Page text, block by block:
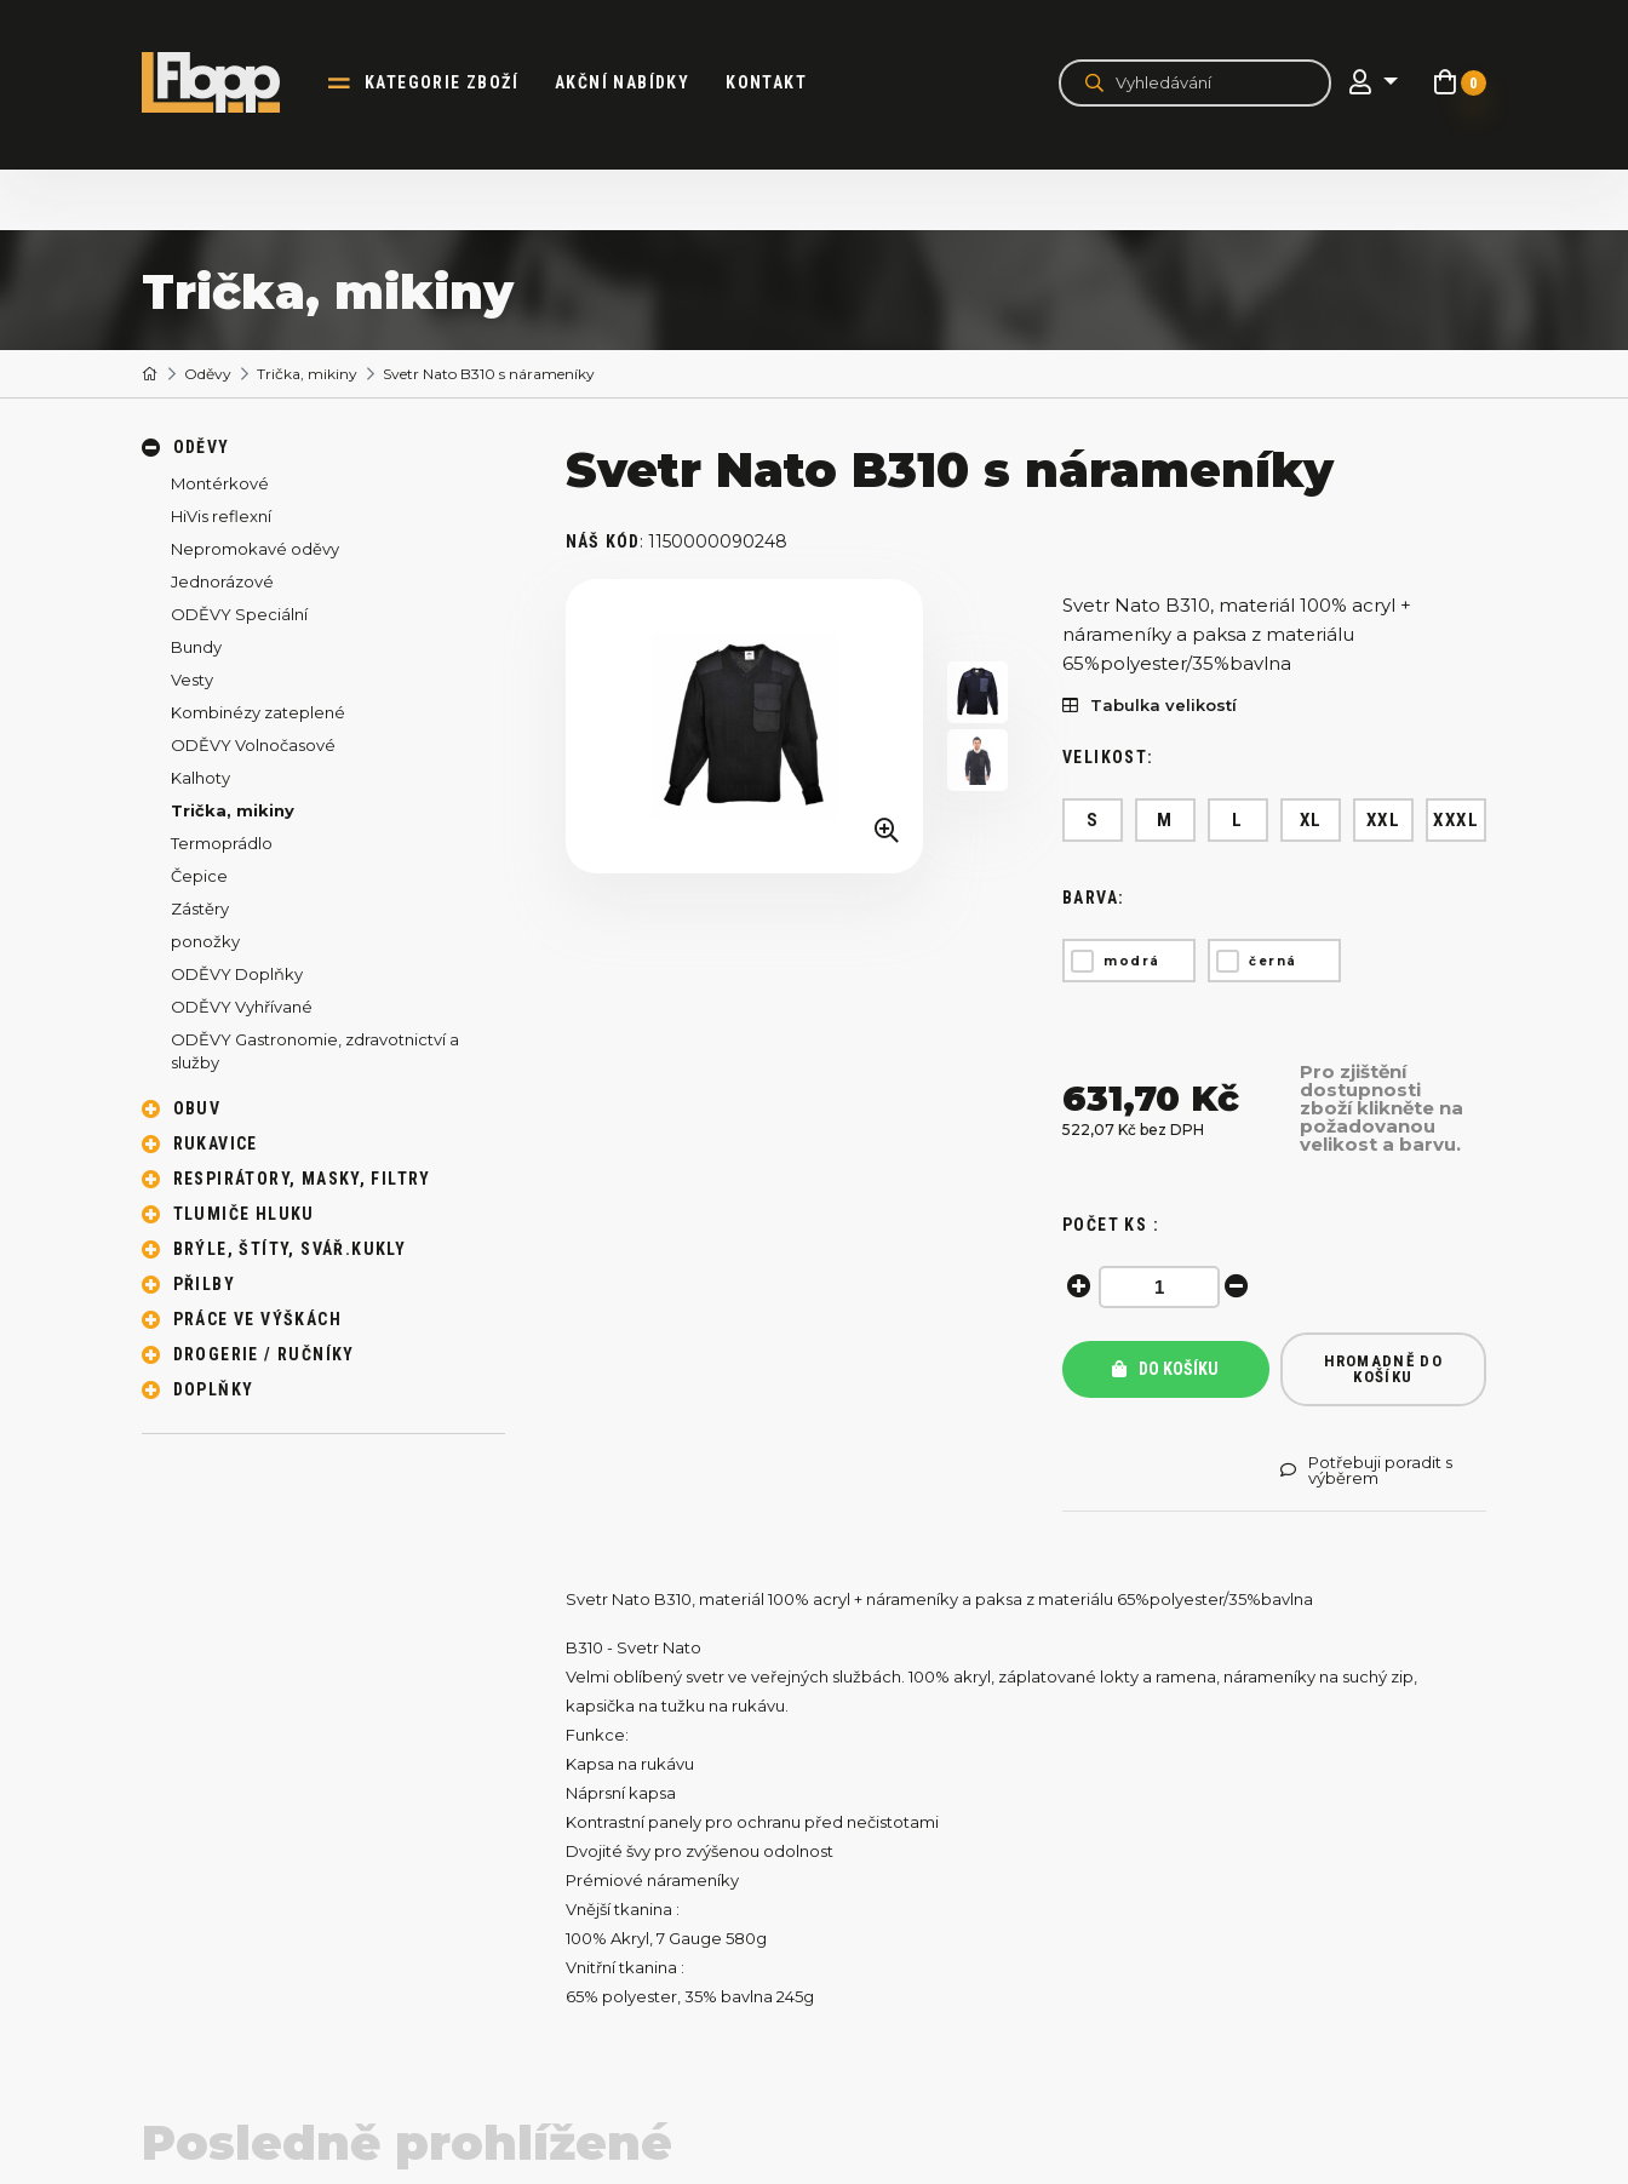
KATEGORIE ZBOŽÍ AKČNÍ NABÍDKY KONTAKT 0
Trička, mikiny
Oděvy Trička, mikiny Svetr Nato B310 s nárameníky
ODĚVY
Montérkové
HiVis reflexní
Nepromokavé oděvy
Jednorázové
ODĚVY Speciální
Bundy
Vesty
Kombinézy zateplené
ODĚVY Volnočasové
Kalhoty
Trička, mikiny
Termoprádlo
Čepice
Zástěry
ponožky
ODĚVY Doplňky
ODĚVY Vyhřívané
ODĚVY Gastronomie, zdravotnictví a
služby
OBUV
RUKAVICE
RESPIRÁTORY, MASKY, FILTRY
TLUMIČE HLUKU
BRÝLE, ŠTÍTY, SVÁŘ.KUKLY
PŘILBY
PRÁCE VE VÝŠKÁCH
DROGERIE / RUČNÍKY
DOPLŇKY
Svetr Nato B310 s nárameníky
NÁŠ KÓD:1150000090248
Svetr Nato B310, materiál 100% acryl +
nárameníky a paksa z materiálu
65%polyester/35%bavlna
Tabulka velikostí
VELIKOST:
S M L XL XXL XXXL
BARVA:
modrá černá
631,70 Kč
522,07 Kč bez DPH
Pro zjištění
dostupnosti
zboží klikněte na
požadovanou
velikost a barvu.
POČET KS :
DO KOŠÍKU
HROMADNĚ DO
KOŠÍKU
Potřebuji poradit s
výběrem
Svetr Nato B310, materiál 100% acryl + nárameníky a paksa z materiálu 65%polyester/35%bavlna
B310 - Svetr Nato
Velmi oblíbený svetr ve veřejných službách. 100% akryl, záplatované lokty a ramena, nárameníky na suchý zip,
kapsička na tužku na rukávu.
Funkce:
Kapsa na rukávu
Náprsní kapsa
Kontrastní panely pro ochranu před nečistotami
Dvojité švy pro zvýšenou odolnost
Prémiové nárameníky
Vnější tkanina :
100% Akryl, 7 Gauge 580g
Vnitřní tkanina :
65% polyester, 35% bavlna 245g
Posledně prohlížené